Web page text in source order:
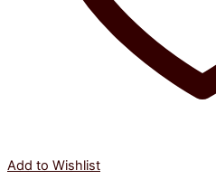
Add to Wishlist